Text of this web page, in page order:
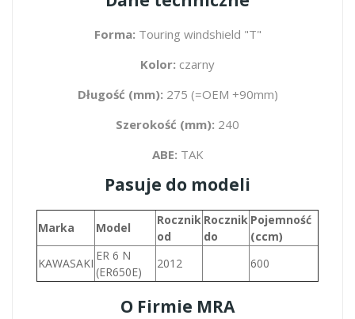
Forma: Touring windshield "T"
Kolor: czarny
Długość (mm): 275 (=OEM +90mm)
Szerokość (mm): 240
ABE: TAK
Pasuje do modeli
Marka Model
Rocznik
od
Rocznik
do
Pojemność
(ccm)
KAWASAKI
ER 6 N
(ER650E)
2012 600
O Firmie MRA